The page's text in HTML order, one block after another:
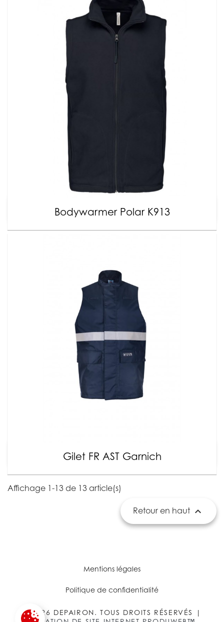
Bodywarmer Polar K913
Gilet FR AST Garnich
Affichage 1-13 de 13 article(s)
Retour en haut 
Mentions légales
Politique de confidentialité
© 2026 DEPAIRON. TOUS DROITS RÉSERVÉS |